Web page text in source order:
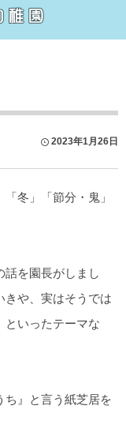
2023年1月26日
冬」「節分・鬼」
話を園長がしまし
きや、実はそうでは
といったテーマな
』と言う紙芝居を